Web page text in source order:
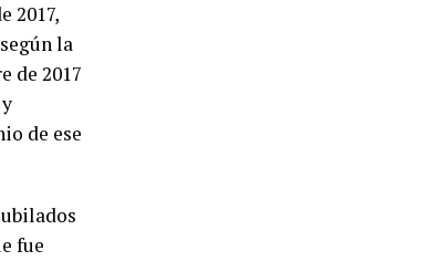
2017,
la
de 2017
de ese
fue